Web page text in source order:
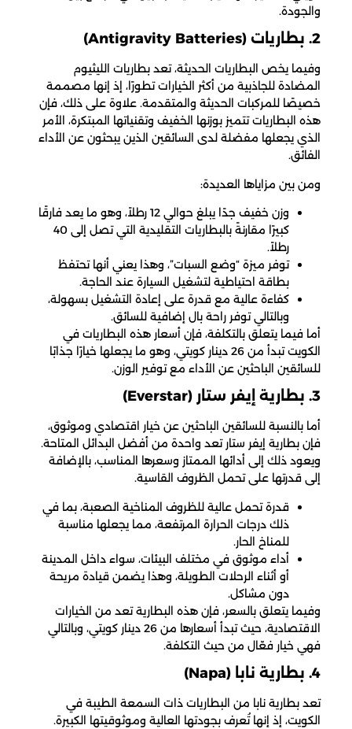
والجودة.
2. بطاريات (Antigravity Batteries)
وفيما يخص البطاريات الحديثة، تعد بطاريات الليثيوم
المضادة للجاذبية من أكثر الخيارات تطورًا، إذ إنها مصممة
خصيصًا للمركبات الحديثة والمتقدمة. علاوة على ذلك، فإن
هذه البطاريات تتميز بوزنها الخفيف وتقنياتها المبتكرة، الأمر
الذي يجعلها مفضلة لدى السائقين الذين يبحثون عن الأداء
الفائق.
ومن بين مزاياها العديدة:
وزن خفيف جدًا يبلغ حوالي 12 رطلاً، وهو ما يعد فارقًا
كبيرًا مقارنةً بالبطاريات التقليدية التي تصل إلى 40
رطلاً.
توفر ميزة “وضع السبات”، وهذا يعني أنها تحتفظ
بطاقة احتياطية لتشغيل السيارة عند الحاجة.
كفاءة عالية مع قدرة على إعادة التشغيل بسهولة،
وبالتالي توفر راحة بال إضافية للسائق.
أما فيما يتعلق بالتكلفة، فإن أسعار هذه البطاريات في
الكويت تبدأ من 26 دينار كويتي، وهو ما يجعلها خيارًا جذابًا
للسائقين الباحثين عن الأداء مع توفير الوزن.
3. بطارية إيفر ستار (Everstar)
أما بالنسبة للسائقين الباحثين عن خيار اقتصادي وموثوق،
فإن بطارية إيفر ستار تعد واحدة من أفضل البدائل المتاحة.
ويعود ذلك إلى أدائها الممتاز وسعرها المناسب، بالإضافة
إلى قدرتها على تحمل الظروف القاسية.
قدرة تحمل عالية للظروف المناخية الصعبة، بما في
ذلك درجات الحرارة المرتفعة، مما يجعلها مناسبة
للمناخ الحار.
أداء موثوق في مختلف البيئات، سواء داخل المدينة
أو أثناء الرحلات الطويلة، وهذا يضمن قيادة مريحة
دون مشاكل.
وفيما يتعلق بالسعر، فإن هذه البطارية تعد من الخيارات
الاقتصادية، حيث تبدأ أسعارها من 26 دينار كويتي، وبالتالي
فهي خيار فعّال من حيث التكلفة.
4. بطارية نابا (Napa)
تعد بطارية نابا من البطاريات ذات السمعة الطيبة في
الكويت، إذ إنها تُعرف بجودتها العالية وموثوقيتها الكبيرة.